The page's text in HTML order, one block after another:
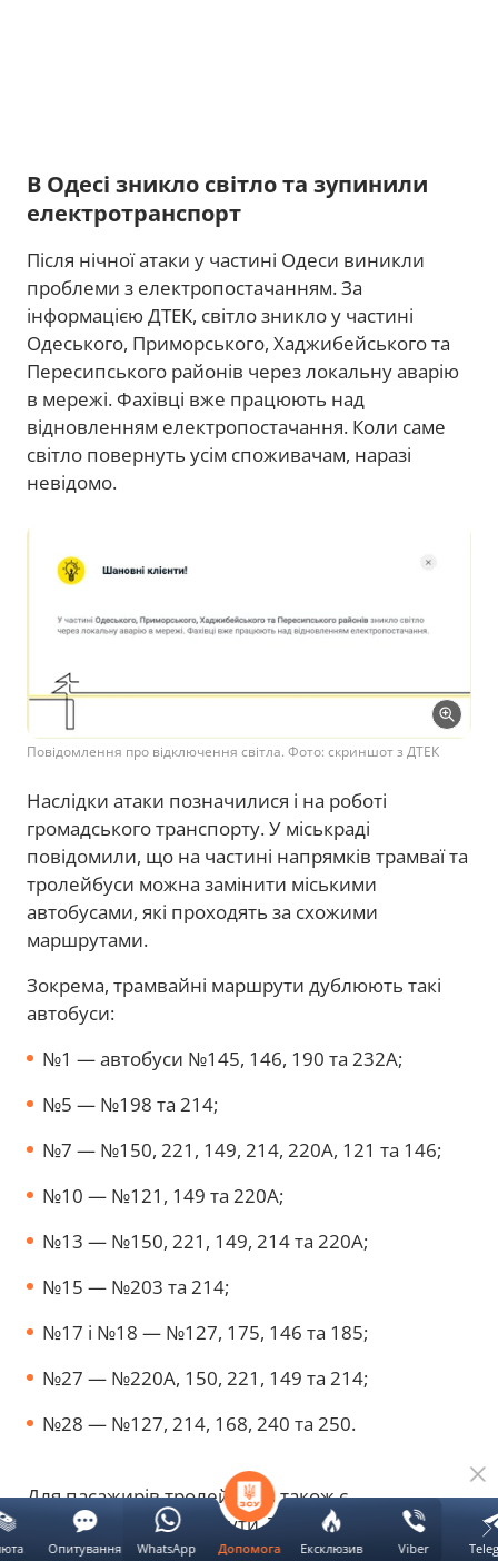
В Одесі зникло світло та зупинили
електротранспорт
Після нічної атаки у частині Одеси виникли
проблеми з електропостачанням. За
інформацією ДТЕК, світло зникло у частині
Одеського, Приморського, Хаджибейського та
Пересипського районів через локальну аварію
в мережі. Фахівці вже працюють над
відновленням електропостачання. Коли саме
світло повернуть усім споживачам, наразі
невідомо.
Повідомлення про відключення світла. Фото: скриншот з ДТЕК
Наслідки атаки позначилися і на роботі
громадського транспорту. У міськраді
повідомили, що на частині напрямків трамваї та
тролейбуси можна замінити міськими
автобусами, які проходять за схожими
маршрутами.
Зокрема, трамвайні маршрути дублюють такі
автобуси:
№1 — автобуси №145, 146, 190 та 232А;
№5 — №198 та 214;
№7 — №150, 221, 149, 214, 220А, 121 та 146;
№10 — №121, 149 та 220А;
№13 — №150, 221, 149, 214 та 220А;
№15 — №203 та 214;
№17 і №18 — №127, 175, 146 та 185;
№27 — №220А, 150, 221, 149 та 214;
№28 — №127, 214, 168, 240 та 250.
Для пасажирів тролейбусів також є
альтернативні маршрути. Тролейбус №2 дублює
автобус №203, №3 — автобуси №128, 201 і 233,
Допомога Ексклюзив Viber
Опитування WhatsApp